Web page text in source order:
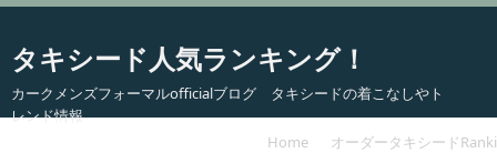
タキシード人気ランキング！
カークメンズフォーマルofficialブログ タキシードの着こなしやト
レンド情報
Home
オーダータキシード